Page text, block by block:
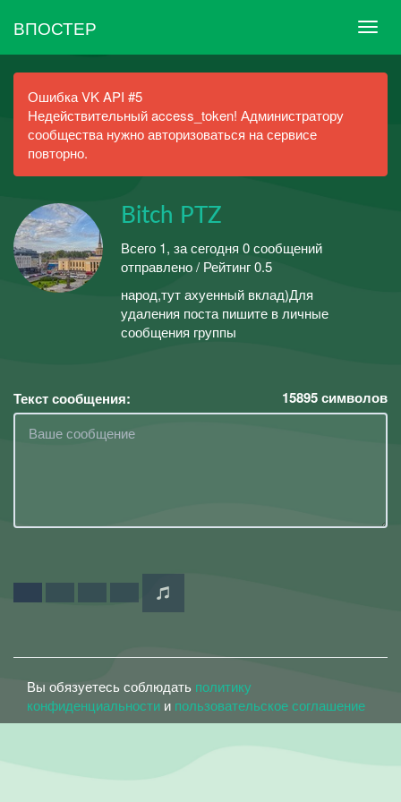
ВПОСТЕР
Ошибка VK API #5
Недействительный access_token! Администратору
сообщества нужно авторизоваться на сервисе
повторно.
Bitch PTZ
Всего 1, за сегодня 0 сообщений
отправлено / Рейтинг 0.5
народ,тут ахуенный вклад)Для
удаления поста пишите в личные
сообщения группы
Текст сообщения: 15895символов
Вы обязуетесь соблюдать политику
конфиденциальности и пользовательское соглашение